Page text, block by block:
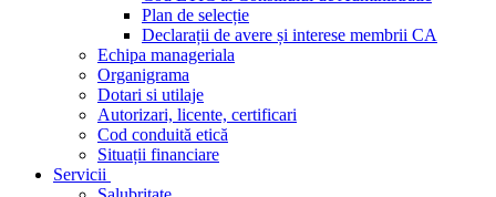
Plan de selecție
Declarații de avere și interese membrii CA
Echipa manageriala
Organigrama
Dotari si utilaje
Autorizari, licente, certificari
Cod conduită etică
Situații financiare
Servicii